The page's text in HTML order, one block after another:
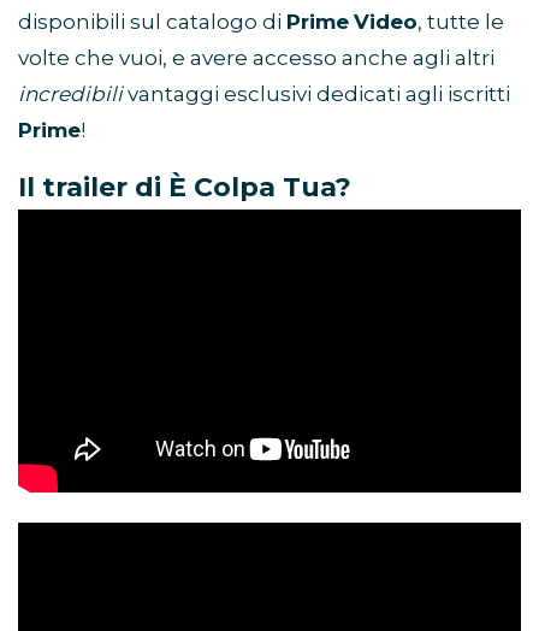
disponibili sul catalogo di Prime Video, tutte le
volte che vuoi, e avere accesso anche agli altri
incredibilivantaggi esclusivi dedicati agli iscritti
Prime!
Il trailer di È Colpa Tua?